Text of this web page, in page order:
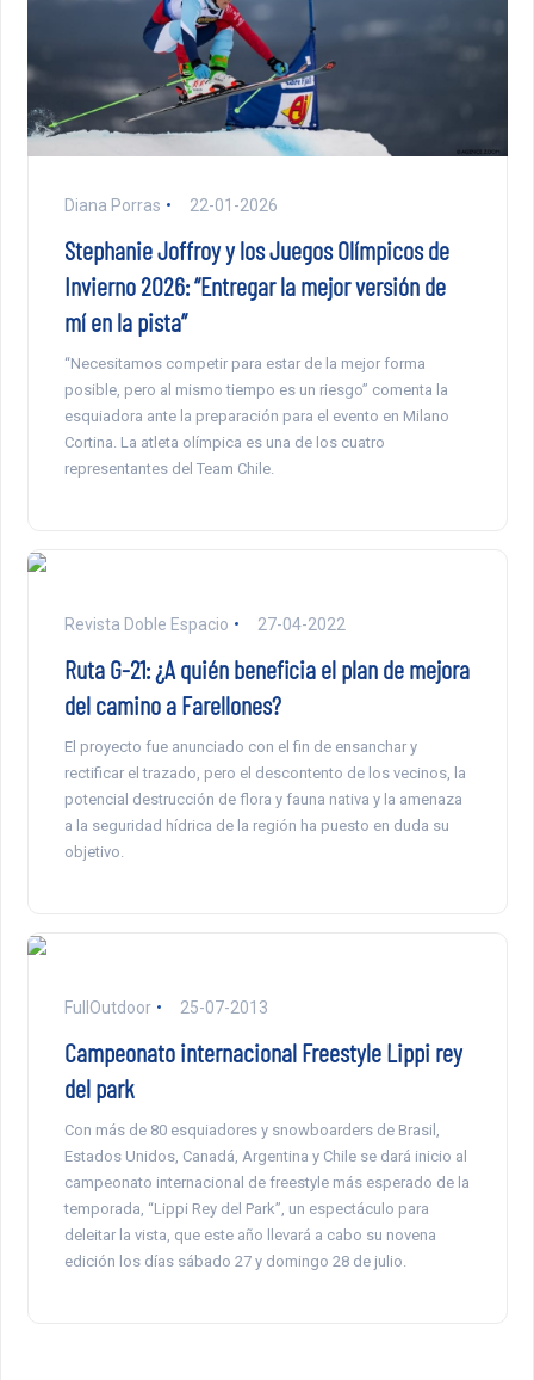
Diana Porras 22-01-2026
Stephanie Joffroy y los Juegos Olímpicos de
Invierno 2026: “Entregar la mejor versión de
mí en la pista”
“Necesitamos competir para estar de la mejor forma
posible, pero al mismo tiempo es un riesgo” comenta la
esquiadora ante la preparación para el evento en Milano
Cortina. La atleta olímpica es una de los cuatro
representantes del Team Chile.
Revista Doble Espacio 27-04-2022
Ruta G-21: ¿A quién beneficia el plan de mejora
del camino a Farellones?
El proyecto fue anunciado con el fin de ensanchar y
rectificar el trazado, pero el descontento de los vecinos, la
potencial destrucción de flora y fauna nativa y la amenaza
a la seguridad hídrica de la región ha puesto en duda su
objetivo.
FullOutdoor 25-07-2013
Campeonato internacional Freestyle Lippi rey
del park
Con más de 80 esquiadores y snowboarders de Brasil,
Estados Unidos, Canadá, Argentina y Chile se dará inicio al
campeonato internacional de freestyle más esperado de la
temporada, “Lippi Rey del Park”, un espectáculo para
deleitar la vista, que este año llevará a cabo su novena
edición los días sábado 27 y domingo 28 de julio.